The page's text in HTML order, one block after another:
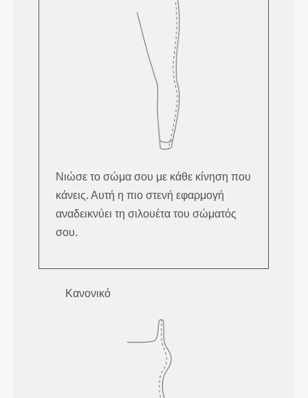
Νιώσε το σώμα σου με κάθε κίνηση που
κάνεις. Αυτή η πιο στενή εφαρμογή
αναδεικνύει τη σιλουέτα του σώματός
σου.
Κανονικό